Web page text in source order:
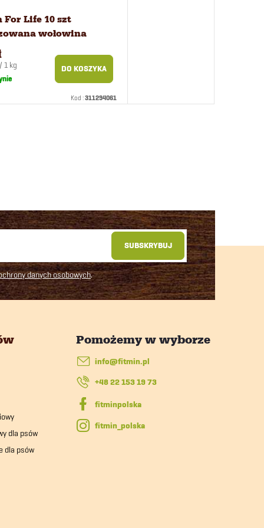
Life 10 szt
wołowina
dla psów i kotów
1 kg DO KOSZYKA
Kod :311294061
danych osobowych.
SUBSKRYBUJ
dla psów
dla psów
info@fitmin.pl
+48 22 153 19 73
fitmin_polska